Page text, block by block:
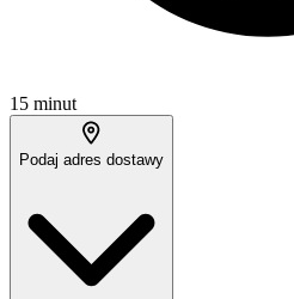
15 minut
Podaj adres dostawy